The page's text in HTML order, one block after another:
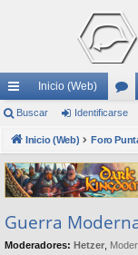
nl
ac
es
rá
pi
do
Inicio (Web)
or
os
Buscar Identificarse
Inicio (Web)
Guerra
Moderadores: Hetzer